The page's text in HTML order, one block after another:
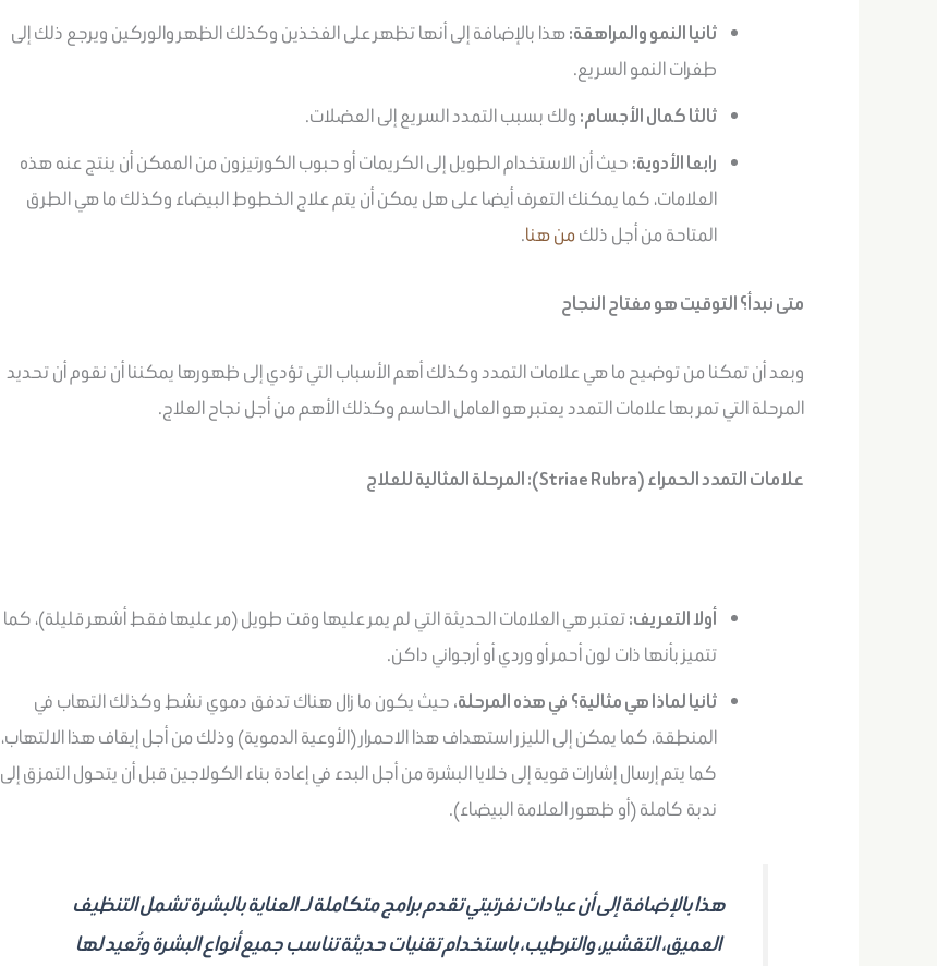
ثانيا النمو والمراهقة:هذا بالإضافة إلى أنها تظهر على الفخذين وكذلك الظهر والوركين ويرجع ذلك إلى
طفرات النمو السريع.
ثالثا كمال الأجسام: ولك بسبب التمدد السريع إلى العضلات.
رابعا الأدوية: حيث أن الاستخدام الطويل إلى الكريمات أو حبوب الكورتيزون من الممكن أن ينتج عنه هذه
العلامات، كما يمكنك التعرف أيضا على هل يمكن أن يتم علاج الخطوط البيضاء وكذلك ما هي الطرق
المتاحة من أجل ذلكمن هنا.
متى نبدأ؟ التوقيت هو مفتاح النجاح
وبعد أن تمكنا من توضيح ما هي علامات التمدد وكذلك أهم الأسباب التي تؤدي إلى ظهورها يمكننا أن نقوم أن تحديد
المرحلة التي تمر بها علامات التمدد يعتبر هو العامل الحاسم وكذلك الأهم من أجل نجاح العلاج.
علامات التمدد الحمراء (Striae Rubra): المرحلة المثالية للعلاج
أولا التعريف:تعتبر هي العلامات الحديثة التي لم يمر عليها وقت طويل (مر عليها فقط أشهر قليلة)، كما
تتميز بأنها ذات لون أحمر أو وردي أو أرجواني داكن.
ثانيا لماذا هي مثالية؟ في هذه المرحلة، حيث يكون ما زال هناك تدفق دموي نشط وكذلك التهاب في
المنطقة، كما يمكن إلى الليزر استهداف هذا الاحمرار (الأوعية الدموية) وذلك من أجل إيقاف هذا الالتهاب،
كما يتم إرسال إشارات قوية إلى خلايا البشرة من أجل البدء في إعادة بناء الكولاجين قبل أن يتحول التمزق إلى
ندبة كاملة (أو ظهور العلامة البيضاء).
هذا بالإضافة إلى أن عيادات نفرتيتي تقدم برامج متكاملة لـ العناية بالبشرة تشمل التنظيف
العميق، التقشير، والترطيب، باستخدام تقنيات حديثة تناسب جميع أنواع البشرة وتُعيد لها